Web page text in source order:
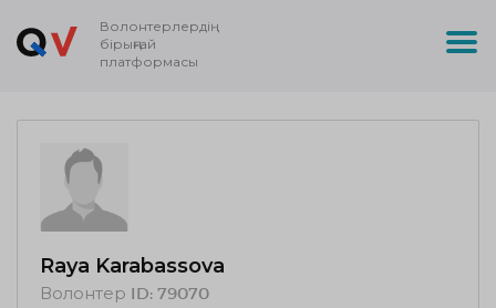
Волонтерлердің
бірыңғай
платформасы
Raya Karabassova
Волонтер ID: 79070